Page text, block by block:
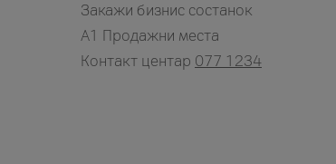
Закажи бизнис состанок
A1 Продажни места
Контакт центар 077 1234